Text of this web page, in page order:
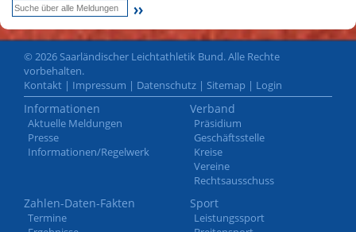
© 2026 Saarländischer Leichtathletik Bund. Alle Rechte
vorbehalten.
Kontakt | Impressum | Datenschutz | Sitemap | Login
Informationen
Aktuelle Meldungen
Presse
Informationen/Regelwerk
Verband
Präsidium
Geschäftsstelle
Kreise
Vereine
Rechtsausschuss
Zahlen-Daten-Fakten
Termine
Sport
Leistungssport